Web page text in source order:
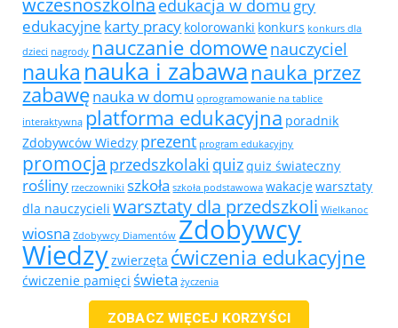
wczesnoszkolna edukacja w domu gry
edukacyjne karty pracy kolorowanki konkurs konkurs dla
dzieci nagrody nauczanie domowenauczyciel
nauka nauka i zabawanauka przez
zabawęnauka w domu oprogramowanie na tablice
interaktywną platforma edukacyjna poradnik
Zdobywców Wiedzy prezent program edukacyjny
promocja przedszkolaki quizquiz świateczny
rośliny rzeczowniki szkoła szkoła podstawowa wakacjewarsztaty
dla nauczycieli warsztaty dla przedszkoli Wielkanoc
wiosna Zdobywcy Diamentów Zdobywcy
Wiedzyzwierzęta ćwiczenia edukacyjne
ćwiczenie pamięci świeta życzenia
ZOBACZ WIĘCEJ KORZYŚCI